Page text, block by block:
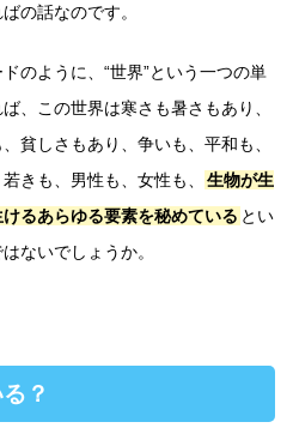
の話なのです。
のように、“世界”という一つの単
、この世界は寒さも暑さもあり、
貧しさもあり、争いも、平和も、
きも、男性も、女性も、
生物が生
けるあらゆる要素を秘めている とい
ないでしょうか。
？